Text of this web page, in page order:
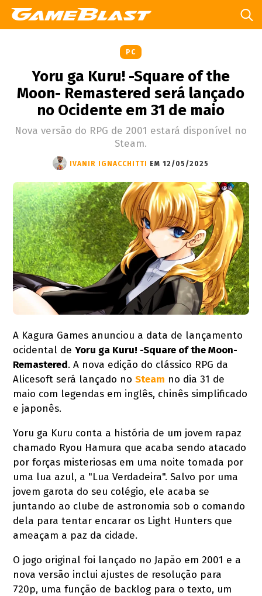
PC
Yoru ga Kuru! -Square of the
Moon- Remastered será lançado
no Ocidente em 31 de maio
Nova versão do RPG de 2001 estará disponível no
Steam.
IVANIR IGNACCHITTI EM 12/05/2025
A Kagura Games anunciou a data de lançamento
ocidental deYoru ga Kuru! -Square of the Moon-
Remastered. A nova edição do clássico RPG da
Alicesoft será lançado noSteam no dia 31 de
maio com legendas em inglês, chinês simplificado
e japonês.
Yoru ga Kuru conta a história de um jovem rapaz
chamado Ryou Hamura que acaba sendo atacado
por forças misteriosas em uma noite tomada por
uma lua azul, a "Lua Verdadeira". Salvo por uma
jovem garota do seu colégio, ele acaba se
juntando ao clube de astronomia sob o comando
dela para tentar encarar os Light Hunters que
ameaçam a paz da cidade.
O jogo original foi lançado no Japão em 2001 e a
nova versão inclui ajustes de resolução para
720p, uma função de backlog para o texto, um